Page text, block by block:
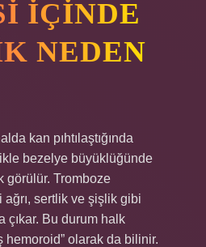
IÇINDE
NEDEN
kan pıhtılaştığında
bezelye büyüklüğünde
görülür. Tromboze
sertlik ve şişlik gibi
çıkar. Bu durum halk
hemoroid” olarak da bilinir.